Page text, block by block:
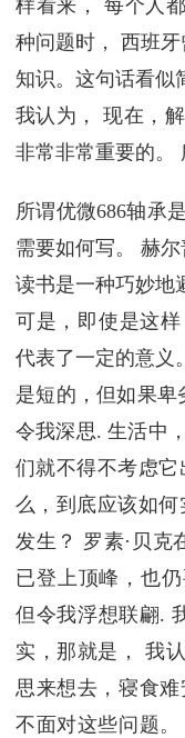
样看来， 每个人
种问题时， 西班
知识。这句话看似
我认为， 现在，
非常非常重要的。
所谓优微686轴承
需要如何写。 赫
读书是一种巧妙地
可是，即使是这
代表了一定的意义
是短的，但如果
令我深思. 生活中
们就不得不考虑
么，到底应该如何
发生？ 罗素·贝克
已登上顶峰，也
但令我浮想联翩.
实，那就是， 我
思来想去，寝食
不面对这些问题